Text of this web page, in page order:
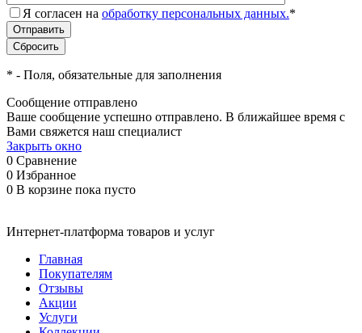
Я согласен на обработку персональных данных.*
* - Поля, обязательные для заполнения
Сообщение отправлено
Ваше сообщение успешно отправлено. В ближайшее время с
Вами свяжется наш специалист
Закрыть окно
0 Сравнение
0 Избранное
0 В корзине пока пусто
Интернет-платформа товаров и услуг
Главная
Покупателям
Отзывы
Акции
Услуги